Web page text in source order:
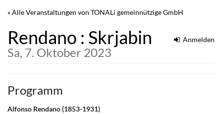
Zum
springen
« Alle Veranstaltungen von TONALi gemeinnützige GmbH
Rendano : Skrjabin
Sa, 7. Oktober 2023
Anmelden
Programm
Alfonso Rendano (1853-1931)